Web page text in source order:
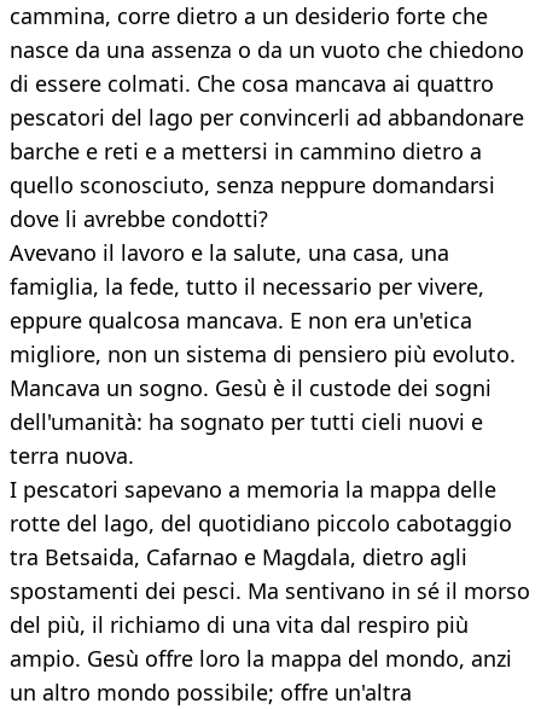
cammina, corre dietro a un desiderio forte che
nasce da una assenza o da un vuoto che chiedono
di essere colmati. Che cosa mancava ai quattro
pescatori del lago per convincerli ad abbandonare
barche e reti e a mettersi in cammino dietro a
quello sconosciuto, senza neppure domandarsi
dove li avrebbe condotti?
Avevano il lavoro e la salute, una casa, una
famiglia, la fede, tutto il necessario per vivere,
eppure qualcosa mancava. E non era un'etica
migliore, non un sistema di pensiero più evoluto.
Mancava un sogno. Gesù è il custode dei sogni
dell'umanità: ha sognato per tutti cieli nuovi e
terra nuova.
I pescatori sapevano a memoria la mappa delle
rotte del lago, del quotidiano piccolo cabotaggio
tra Betsaida, Cafarnao e Magdala, dietro agli
spostamenti dei pesci. Ma sentivano in sé il morso
del più, il richiamo di una vita dal respiro più
ampio. Gesù offre loro la mappa del mondo, anzi
un altro mondo possibile; offre un'altra